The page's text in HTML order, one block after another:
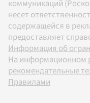
коммуникаций
несет
содержащейся в
предоставляет
Информация об
На информационном
рекомендательные
Правилами